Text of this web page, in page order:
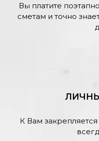
Вы платите
сметам и точно
К Вам